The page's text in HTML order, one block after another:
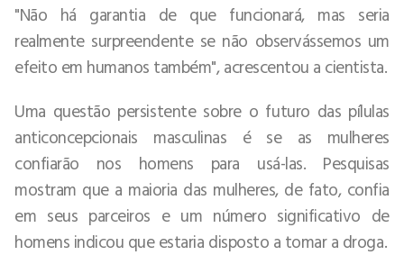
"Não há garantia de que funcionará, mas seria
realmente surpreendente se não observássemos um
efeito em humanos também", acrescentou a cientista.
Uma questão persistente sobre o futuro das pílulas
anticoncepcionais masculinas é se as mulheres
confiarão nos homens para usá-las. Pesquisas
mostram que a maioria das mulheres, de fato, confia
em seus parceiros e um número significativo de
homens indicou que estaria disposto a tomar a droga.